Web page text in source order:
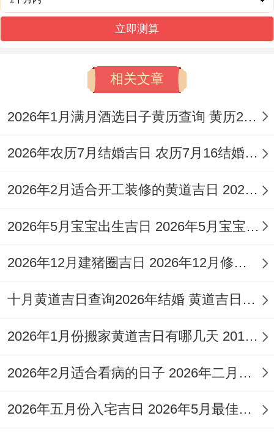
星
福、求嗣、开光、出
火、出行、拆卸、动
开市、交易、立券、
安床、安门、上梁、
安葬、破土、谢土...
12
月
廿
星
二
宜：塑绘、冠笄、结
口、经络、裁衣、栽
垣、塞穴、捕捉.忌：
祈福、开市、动土、
5
三
星
婚、造车器、祭祀、
出火、拆卸、修造、
冲
立即测算
相关文章
2026年1月满月酒选日子黄历查询 黄历2026年1月满月酒黄道吉日查询
2026年农历7月结婚吉日 农历7月16结婚好不好
2026年2月适合开工装修的黄道吉日 2026年2月装修开工吉日
2026年5月宝宝出生吉日 2026年5月宝宝名字
2026年12月建猪圈吉日 2026年12月修猪圈吉日
十月黄道吉日查询2026年结婚 黄道吉日2026年10月结婚
2026年1月份搬家黄道吉日有哪几天 2016年1月搬家黄道吉日
2026年2月适合看病的日子 2026年二月看病好日子
2026年五月份入宅吉日 2026年5月最佳的入宅吉日一览表